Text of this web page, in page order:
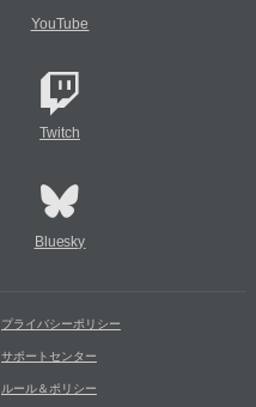
YouTube
Twitch
Bluesky
プライバシーポリシー
サポートセンター
ルール＆ポリシー